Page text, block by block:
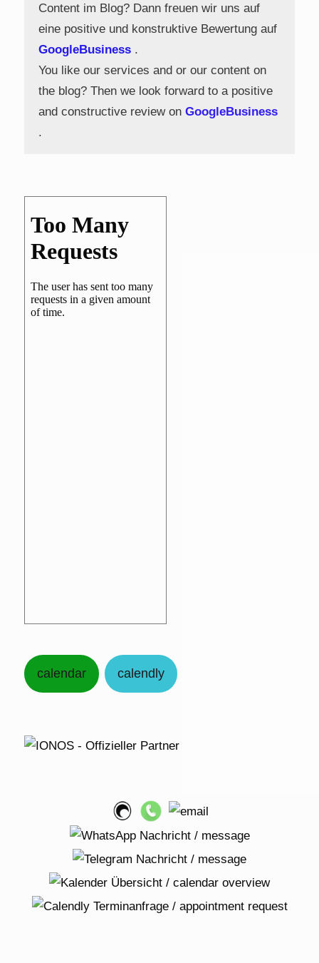
Content im Blog? Dann freuen wir uns auf
eine positive und konstruktive Bewertung auf
GoogleBusiness .
You like our services and or our content on
the blog? Then we look forward to a positive
and constructive review on GoogleBusiness
.
calendar calendly